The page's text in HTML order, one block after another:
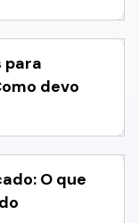
para
devo
O que